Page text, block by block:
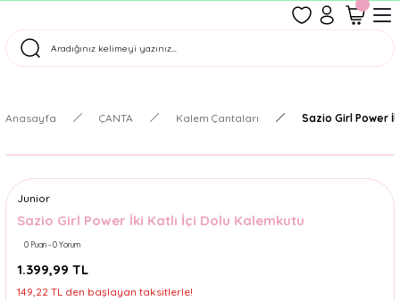
Tüm Siparişler Aynı Gün Kargoda!
Anasayfa ÇANTA Kalem Çantaları Sazio Girl Power
Junior
Sazio Girl Power İki Katlı İçi Dolu Kalemkutu
0 Puan - 0 Yorum
1.399,99 TL
149,22 TL den başlayan taksitlerle!